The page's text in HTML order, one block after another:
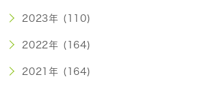
2023年 (110)
2022年 (164)
2021年 (164)